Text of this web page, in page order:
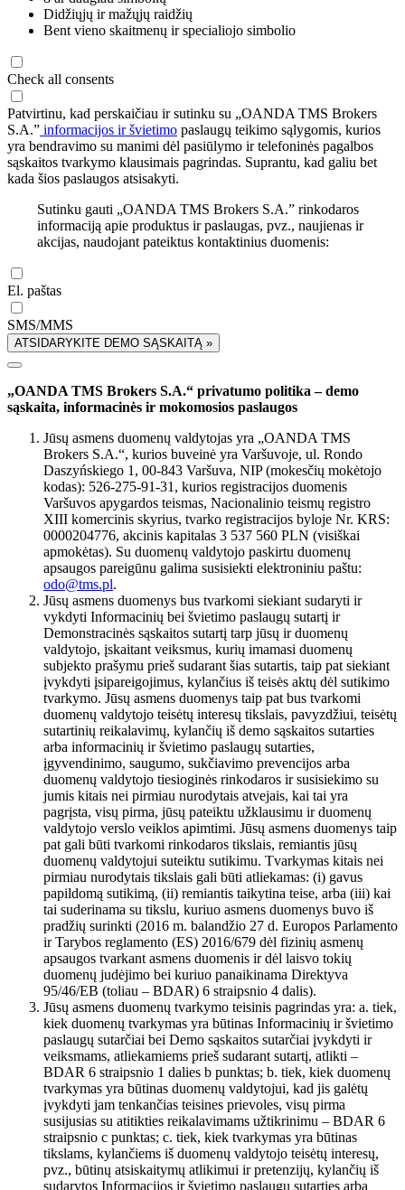
Didžiųjų ir mažųjų raidžių
Bent vieno skaitmenų ir specialiojo simbolio
Check all consents
Patvirtinu, kad perskaičiau ir sutinku su „OANDA TMS Brokers
S.A.” informacijos ir švietimo paslaugų teikimo sąlygomis, kurios
yra bendravimo su manimi dėl pasiūlymo ir telefoninės pagalbos
sąskaitos tvarkymo klausimais pagrindas. Suprantu, kad galiu bet
kada šios paslaugos atsisakyti.
Sutinku gauti „OANDA TMS Brokers S.A.” rinkodaros
informaciją apie produktus ir paslaugas, pvz., naujienas ir
akcijas, naudojant pateiktus kontaktinius duomenis:
El. paštas
SMS/MMS
ATSIDARYKITE DEMO SĄSKAITĄ »
„OANDA TMS Brokers S.A.“ privatumo politika – demo
sąskaita, informacinės ir mokomosios paslaugos
Jūsų asmens duomenų valdytojas yra „OANDA TMS
Brokers S.A.“, kurios buveinė yra Varšuvoje, ul. Rondo
Daszyńskiego 1, 00-843 Varšuva, NIP (mokesčių mokėtojo
kodas): 526-275-91-31, kurios registracijos duomenis
Varšuvos apygardos teismas, Nacionalinio teismų registro
XIII komercinis skyrius, tvarko registracijos byloje Nr. KRS:
0000204776, akcinis kapitalas 3 537 560 PLN (visiškai
apmokėtas). Su duomenų valdytojo paskirtu duomenų
apsaugos pareigūnu galima susisiekti elektroniniu paštu:
odo@tms.pl.
Jūsų asmens duomenys bus tvarkomi siekiant sudaryti ir
vykdyti Informacinių bei švietimo paslaugų sutartį ir
Demonstracinės sąskaitos sutartį tarp jūsų ir duomenų
valdytojo, įskaitant veiksmus, kurių imamasi duomenų
subjekto prašymu prieš sudarant šias sutartis, taip pat siekiant
įvykdyti įsipareigojimus, kylančius iš teisės aktų dėl sutikimo
tvarkymo. Jūsų asmens duomenys taip pat bus tvarkomi
duomenų valdytojo teisėtų interesų tikslais, pavyzdžiui, teisėtų
sutartinių reikalavimų, kylančių iš demo sąskaitos sutarties
arba informacinių ir švietimo paslaugų sutarties,
įgyvendinimo, saugumo, sukčiavimo prevencijos arba
duomenų valdytojo tiesioginės rinkodaros ir susisiekimo su
jumis kitais nei pirmiau nurodytais atvejais, kai tai yra
pagrįsta, visų pirma, jūsų pateiktu užklausimu ir duomenų
valdytojo verslo veiklos apimtimi. Jūsų asmens duomenys taip
pat gali būti tvarkomi rinkodaros tikslais, remiantis jūsų
duomenų valdytojui suteiktu sutikimu. Tvarkymas kitais nei
pirmiau nurodytais tikslais gali būti atliekamas: (i) gavus
papildomą sutikimą, (ii) remiantis taikytina teise, arba (iii) kai
tai suderinama su tikslu, kuriuo asmens duomenys buvo iš
pradžių surinkti (2016 m. balandžio 27 d. Europos Parlamento
ir Tarybos reglamento (ES) 2016/679 dėl fizinių asmenų
apsaugos tvarkant asmens duomenis ir dėl laisvo tokių
duomenų judėjimo bei kuriuo panaikinama Direktyva
95/46/EB (toliau – BDAR) 6 straipsnio 4 dalis).
Jūsų asmens duomenų tvarkymo teisinis pagrindas yra: a. tiek,
kiek duomenų tvarkymas yra būtinas Informacinių ir švietimo
paslaugų sutarčiai bei Demo sąskaitos sutarčiai įvykdyti ir
veiksmams, atliekamiems prieš sudarant sutartį, atlikti –
BDAR 6 straipsnio 1 dalies b punktas; b. tiek, kiek duomenų
tvarkymas yra būtinas duomenų valdytojui, kad jis galėtų
įvykdyti jam tenkančias teisines prievoles, visų pirma
susijusias su atitikties reikalavimams užtikrinimu – BDAR 6
straipsnio c punktas; c. tiek, kiek tvarkymas yra būtinas
tikslams, kylančiems iš duomenų valdytojo teisėtų interesų,
pvz., būtinų atsiskaitymų atlikimui ir pretenzijų, kylančių iš
sudarytos Informacijos ir švietimo paslaugų sutarties arba